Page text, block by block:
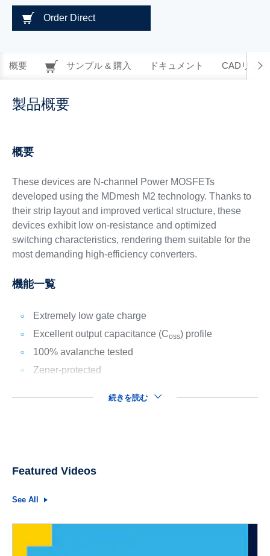
Order Direct
概要 サンプル & 購入 ドキュメント CADリソー
製品概要
概要
These devices are N-channel Power MOSFETs
developed using the MDmesh M2 technology. Thanks to
their strip layout and improved vertical structure, these
devices exhibit low on-resistance and optimized
switching characteristics, rendering them suitable for the
most demanding high-efficiency converters.
機能一覧
Extremely low gate charge
Excellent output capacitance (Coss) profile
100% avalanche tested
Zener-protected
続きを読む
Featured Videos
See All